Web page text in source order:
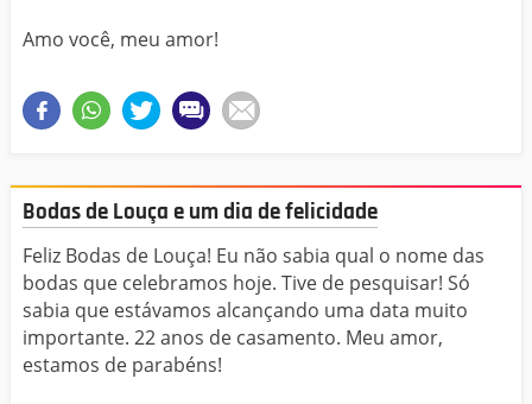
Amo você, meu amor!
Bodas de Louça e um dia de felicidade
Feliz Bodas de Louça! Eu não sabia qual o nome das
bodas que celebramos hoje. Tive de pesquisar! Só
sabia que estávamos alcançando uma data muito
importante. 22 anos de casamento. Meu amor,
estamos de parabéns!